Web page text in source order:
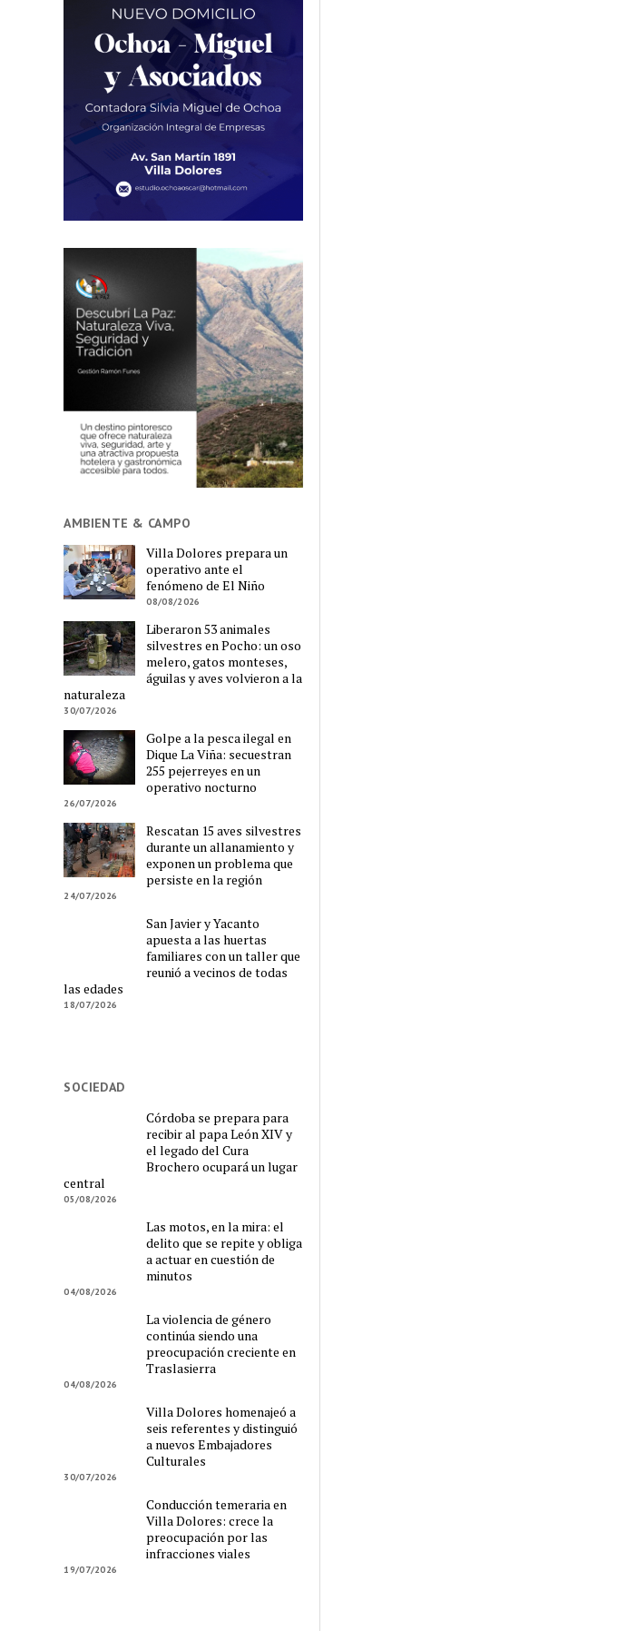
AMBIENTE & CAMPO
Villa Dolores prepara un
operativo ante el
fenómeno de El Niño
08/08/2026
Liberaron 53 animales
silvestres en Pocho: un oso
melero, gatos monteses,
águilas y aves volvieron a la
naturaleza
30/07/2026
Golpe a la pesca ilegal en
Dique La Viña: secuestran
255 pejerreyes en un
operativo nocturno
26/07/2026
Rescatan 15 aves silvestres
durante un allanamiento y
exponen un problema que
persiste en la región
24/07/2026
San Javier y Yacanto
apuesta a las huertas
familiares con un taller que
reunió a vecinos de todas
las edades
18/07/2026
SOCIEDAD
Córdoba se prepara para
recibir al papa León XIV y
el legado del Cura
Brochero ocupará un lugar
central
05/08/2026
Las motos, en la mira: el
delito que se repite y obliga
a actuar en cuestión de
minutos
04/08/2026
La violencia de género
continúa siendo una
preocupación creciente en
Traslasierra
04/08/2026
Villa Dolores homenajeó a
seis referentes y distinguió
a nuevos Embajadores
Culturales
30/07/2026
Conducción temeraria en
Villa Dolores: crece la
preocupación por las
infracciones viales
19/07/2026